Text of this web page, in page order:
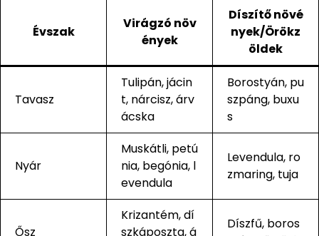
Évszak
Virágzó növ
ények
Díszítő növé
nyek/Örökz
öldek
Tavasz
Tulipán, jácin
t, nárcisz, árv
ácska
Borostyán, pu
szpáng, buxu
s
Nyár
Muskátli, petú
nia, begónia, l
evendula
Levendula, ro
zmaring, tuja
Ősz
Krizantém, dí
szkáposzta, á
Díszfű, boros